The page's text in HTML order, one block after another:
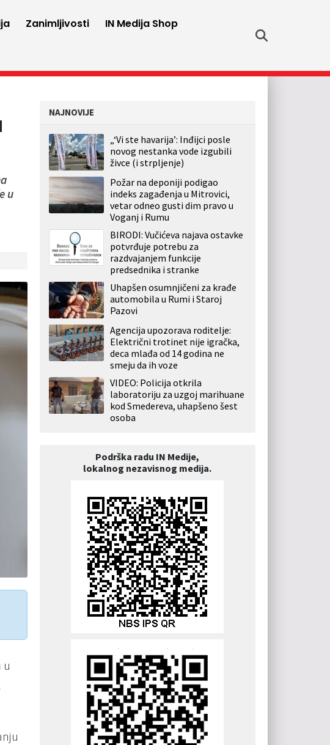
Zanimljivosti
IN Medija Shop
u
u
NAJNOVIJE
„‘Vi ste havarija’: Inđijci posle
novog nestanka vode izgubili
živce (i strpljenje)
Požar na deponiji podigao
indeks zagađenja u Mitrovici,
vetar odneo gusti dim pravo u
Voganj i Rumu
BIRODI: Vučićeva najava ostavke
potvrđuje potrebu za
razdvajanjem funkcije
predsednika i stranke
Uhapšen osumnjičeni za krađe
automobila u Rumi i Staroj
Pazovi
Agencija upozorava roditelje:
Električni trotinet nije igračka,
deca mlađa od 14 godina ne
smeju da ih voze
VIDEO: Policija otkrila
laboratoriju za uzgoj marihuane
kod Smedereva, uhapšeno šest
osoba
Podrška radu IN Medije,
lokalnog nezavisnog medija.